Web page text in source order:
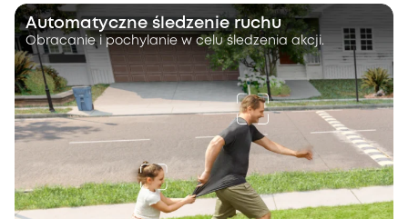
Automatyczne śledzenie ruchu
Obracanie i pochylanie w celu śledzenia akcji.